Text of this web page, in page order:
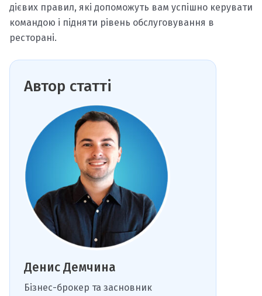
дієвих правил, які допоможуть вам успішно керувати
командою і підняти рівень обслуговування в
ресторані.
Автор статті
Денис Демчина
Бізнес-брокер та засновник